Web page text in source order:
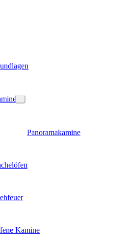
Panoramakamine
Kamine